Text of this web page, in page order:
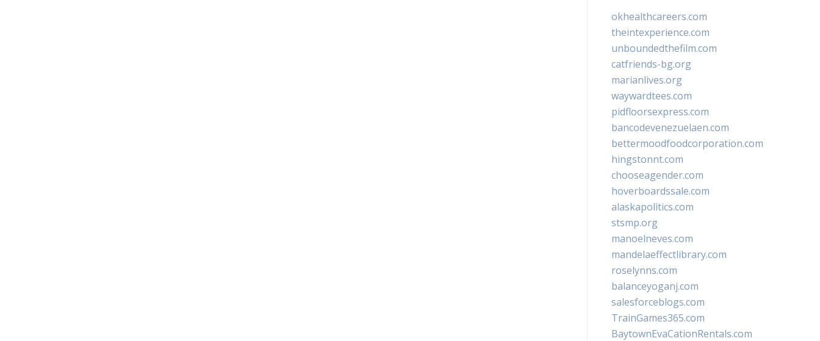
okhealthcareers.com
theintexperience.com
unboundedthefilm.com
catfriends-bg.org
marianlives.org
waywardtees.com
pidfloorsexpress.com
bancodevenezuelaen.com
bettermoodfoodcorporation.com
hingstonnt.com
chooseagender.com
hoverboardssale.com
alaskapolitics.com
stsmp.org
manoelneves.com
mandelaeffectlibrary.com
roselynns.com
balanceyoganj.com
salesforceblogs.com
TrainGames365.com
BaytownEvaCationRentals.com